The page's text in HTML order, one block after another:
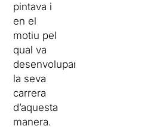
pintava i
en el
motiu pel
qual va
desenvolupar
la seva
carrera
d’aquesta
manera.